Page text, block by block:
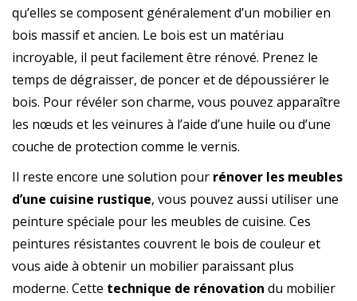
qu’elles se composent généralement d’un mobilier en
bois massif et ancien. Le bois est un matériau
incroyable, il peut facilement être rénové. Prenez le
temps de dégraisser, de poncer et de dépoussiérer le
bois. Pour révéler son charme, vous pouvez apparaître
les nœuds et les veinures à l’aide d’une huile ou d’une
couche de protection comme le vernis.
Il reste encore une solution pour rénover les meubles
d’une cuisine rustique, vous pouvez aussi utiliser une
peinture spéciale pour les meubles de cuisine. Ces
peintures résistantes couvrent le bois de couleur et
vous aide à obtenir un mobilier paraissant plus
moderne. Cette technique de rénovation du mobilier